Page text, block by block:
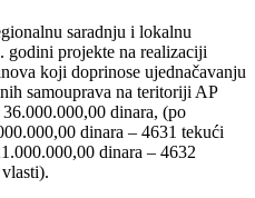
saradnju i lokalnu
godini projekte na realizaciji
koji doprinose ujednačavanju
samouprava na teritoriji AP
dinara, (po
dinara – 4631 tekući
dinara – 4632